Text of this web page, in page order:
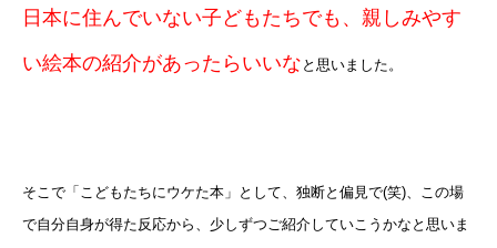
日本に住んでいない子どもたちでも、親しみやす
い絵本の紹介があったらいいな と思いました。
そこで「こどもたちにウケた本」として、独断と偏見で(笑)、この場
で自分自身が得た反応から、少しずつご紹介していこうかなと思いま